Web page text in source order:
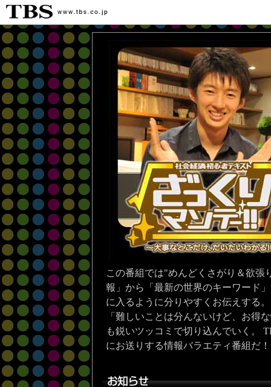
この番組では"めんどくさがり＆欲
報」から「最新の世界のキーワード
に入るように分りやすくお伝えする
「難しいことは分んないけど、お得
も鋭いツッコミで切り込んでいく。
にお送りする情報バラエティ番組だ！